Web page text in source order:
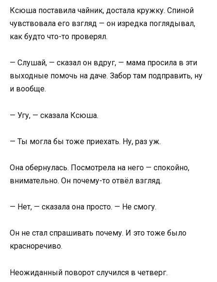
Ксюша поставила чайник, достала кружку. Спиной
чувствовала его взгляд — он изредка поглядывал,
как будто что-то проверял.
— Слушай, — сказал он вдруг, — мама просила в эти
выходные помочь на даче. Забор там подправить, ну
и вообще.
— Угу, — сказала Ксюша.
— Ты могла бы тоже приехать. Ну, раз уж.
Она обернулась. Посмотрела на него — спокойно,
внимательно. Он почему-то отвёл взгляд.
— Нет, — сказала она просто. — Не смогу.
Он не стал спрашивать почему. И это тоже было
красноречиво.
Неожиданный поворот случился в четверг.